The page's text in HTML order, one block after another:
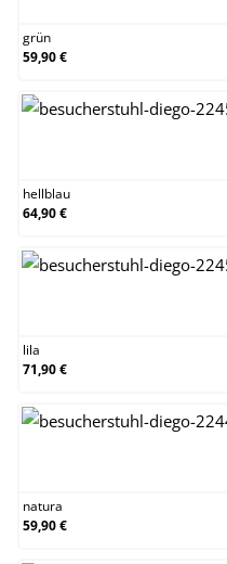
grün
59,90 €
hellblau
64,90 €
lila
71,90 €
natura
59,90 €